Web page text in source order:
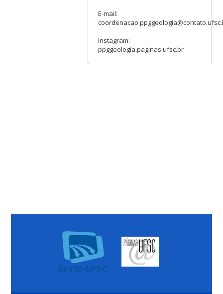
E-mail:
Instagram:
ppggeologia.paginas.ufsc.br